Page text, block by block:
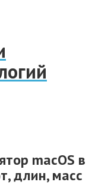
macOS в
длин, масс